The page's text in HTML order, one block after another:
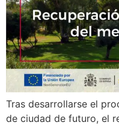
Tras desarrollarse el
de ciudad de futuro, el